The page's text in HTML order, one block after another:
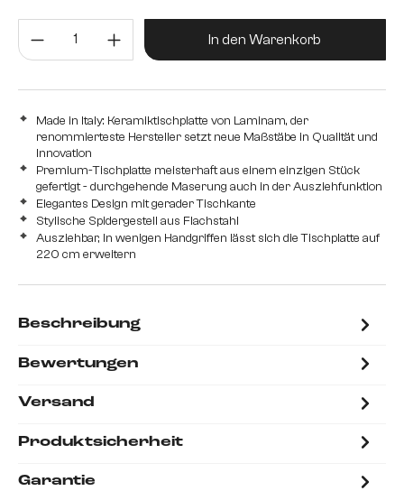
Produkt Anzahl: Gib den
In den Warenkorb
Made in Italy: Keramiktischplatte von Laminam, der
renommierteste Hersteller setzt neue Maßstäbe in Qualität und
Innovation
Premium-Tischplatte meisterhaft aus einem einzigen Stück
gefertigt - durchgehende Maserung auch in der Ausziehfunktion
Elegantes Design mit gerader Tischkante
Stylische Spidergestell aus Flachstahl
Ausziehbar, In wenigen Handgriffen lässt sich die Tischplatte auf
220 cm erweitern
Beschreibung
Bewertungen
Versand
Produktsicherheit
Garantie